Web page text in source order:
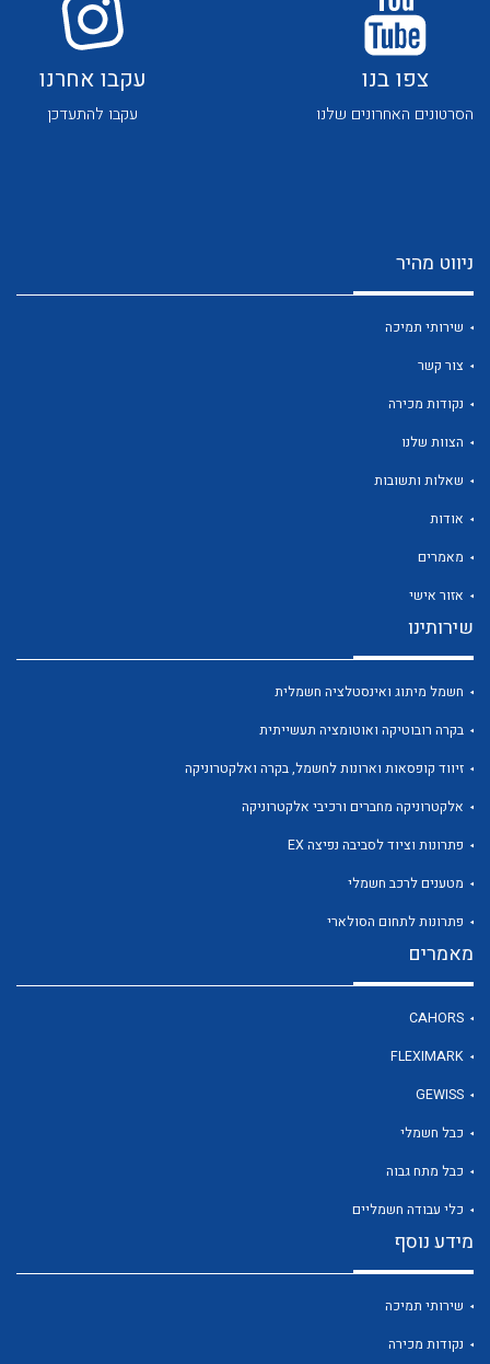
לכל מוצרי היצרן לכל מוצרי היצרן
לכל מוצרי היצרן לכל מוצרי היצרן
לכל מוצרי היצרן
לכל מוצרי היצרן
צפו בנו
הסרטונים האחרונים שלנו
עקבו אחרנו
עקבו להתעדכן
ניווט מהיר
שירותי תמיכה
צור קשר
נקודות מכירה
הצוות שלנו
שאלות ותשובות
אודות
מאמרים
אזור אישי
שירותינו
חשמל מיתוג ואינסטלציה חשמלית
בקרה רובוטיקה ואוטומציה תעשייתית
זיווד קופסאות וארונות לחשמל, בקרה ואלקטרוניקה
אלקטרוניקה מחברים ורכיבי אלקטרוניקה
פתרונות וציוד לסביבה נפיצה EX
מטענים לרכב חשמלי
פתרונות לתחום הסולארי
מאמרים
CAHORS
FLEXIMARK
GEWISS
כבל חשמלי
כבל מתח גבוה
כלי עבודה חשמליים
מידע נוסף
שירותי תמיכה
נקודות מכירה